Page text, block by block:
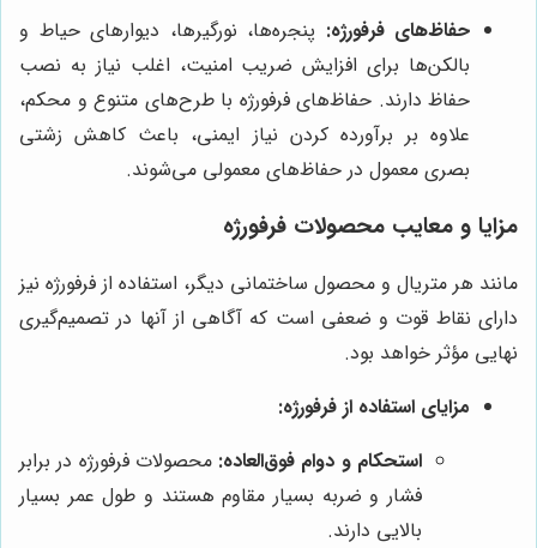
حفاظ‌های فرفورژه: پنجره‌ها، نورگیرها، دیوارهای حیاط و
بالکن‌ها برای افزایش ضریب امنیت، اغلب نیاز به نصب
حفاظ دارند. حفاظ‌های فرفورژه با طرح‌های متنوع و محکم،
علاوه بر برآورده کردن نیاز ایمنی، باعث کاهش زشتی
بصری معمول در حفاظ‌های معمولی می‌شوند.
مزایا و معایب محصولات فرفورژه
مانند هر متریال و محصول ساختمانی دیگر، استفاده از فرفورژه نیز
دارای نقاط قوت و ضعفی است که آگاهی از آنها در تصمیم‌گیری
نهایی مؤثر خواهد بود.
مزایای استفاده از فرفورژه:
استحکام و دوام فوق‌العاده: محصولات فرفورژه در برابر
فشار و ضربه بسیار مقاوم هستند و طول عمر بسیار
بالایی دارند.